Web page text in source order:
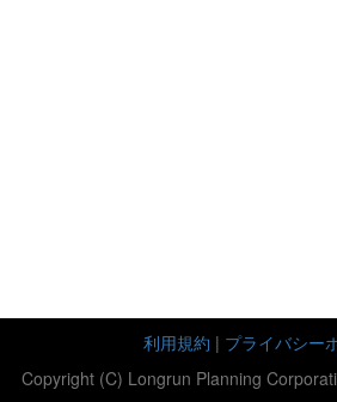
利用規約 | プライバシー
Copyright (C) Longrun Planning